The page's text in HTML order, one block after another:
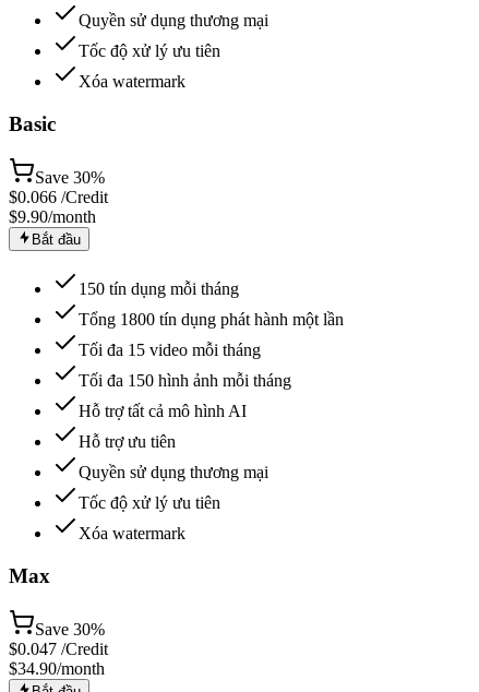
Quyền sử dụng thương mại
Tốc độ xử lý ưu tiên
Xóa watermark
Basic
Save 30%
$0.066 /Credit
$9.90/month
Bắt đầu
150 tín dụng mỗi tháng
Tổng 1800 tín dụng phát hành một lần
Tối đa 15 video mỗi tháng
Tối đa 150 hình ảnh mỗi tháng
Hỗ trợ tất cả mô hình AI
Hỗ trợ ưu tiên
Quyền sử dụng thương mại
Tốc độ xử lý ưu tiên
Xóa watermark
Max
Save 30%
$0.047 /Credit
$34.90/month